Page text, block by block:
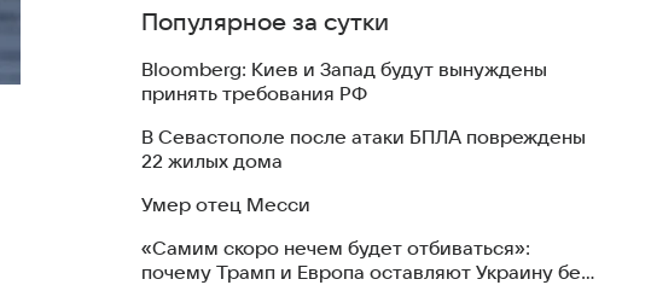
Популярное за сутки
Bloomberg: Киев и Запад будут вынуждены
принять требования РФ
В Севастополе после атаки БПЛА повреждены
22 жилых дома
Умер отец Месси
«Самим скоро нечем будет отбиваться»:
почему Трамп и Европа оставляют Украину без